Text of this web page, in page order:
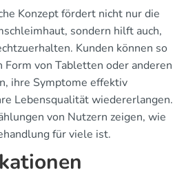
Konzept fördert nicht nur die
sondern hilft auch,
Kunden können so
Form von Tabletten oder anderen
ihre Symptome effektiv
Lebensqualität wiedererlangen.
von Nutzern zeigen, wie
für viele ist.